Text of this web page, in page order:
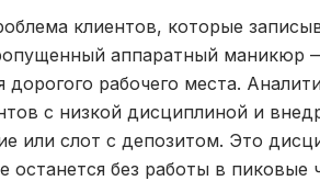
клиентов, которые
аппаратный маникюр
дорогого рабочего места.
с низкой дисциплиной и
или слот с депозитом. Это
останется без работы в пиковые